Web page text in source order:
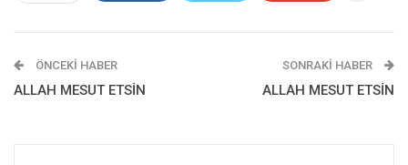
ÖNCEKI HABER
ALLAH MESUT ETSİN
SONRAKI HABER
ALLAH MESUT ETSİN